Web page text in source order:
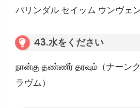
パリンダル セイッム ウンヴェン
43.水をください
நான்கு தண்ணீர் தரவும்（ナーンク
ラヴム）